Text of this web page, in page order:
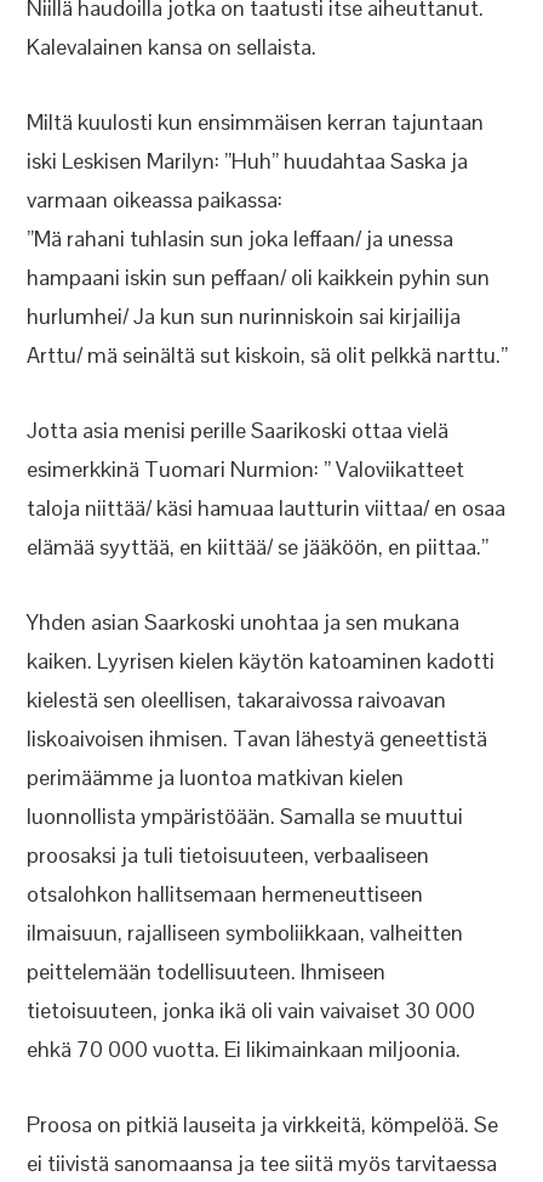
Niillä haudoilla jotka on taatusti itse aiheuttanut.
Kalevalainen kansa on sellaista.
Miltä kuulosti kun ensimmäisen kerran tajuntaan
iski Leskisen Marilyn: ”Huh” huudahtaa Saska ja
varmaan oikeassa paikassa:
”Mä rahani tuhlasin sun joka leffaan/ ja unessa
hampaani iskin sun peffaan/ oli kaikkein pyhin sun
hurlumhei/ Ja kun sun nurinniskoin sai kirjailija
Arttu/ mä seinältä sut kiskoin, sä olit pelkkä narttu.”
Jotta asia menisi perille Saarikoski ottaa vielä
esimerkkinä Tuomari Nurmion: ” Valoviikatteet
taloja niittää/ käsi hamuaa lautturin viittaa/ en osaa
elämää syyttää, en kiittää/ se jääköön, en piittaa.”
Yhden asian Saarkoski unohtaa ja sen mukana
kaiken. Lyyrisen kielen käytön katoaminen kadotti
kielestä sen oleellisen, takaraivossa raivoavan
liskoaivoisen ihmisen. Tavan lähestyä geneettistä
perimäämme ja luontoa matkivan kielen
luonnollista ympäristöään. Samalla se muuttui
proosaksi ja tuli tietoisuuteen, verbaaliseen
otsalohkon hallitsemaan hermeneuttiseen
ilmaisuun, rajalliseen symboliikkaan, valheitten
peittelemään todellisuuteen. Ihmiseen
tietoisuuteen, jonka ikä oli vain vaivaiset 30 000
ehkä 70 000 vuotta. Ei likimainkaan miljoonia.
Proosa on pitkiä lauseita ja virkkeitä, kömpelöä. Se
ei tiivistä sanomaansa ja tee siitä myös tarvitaessa